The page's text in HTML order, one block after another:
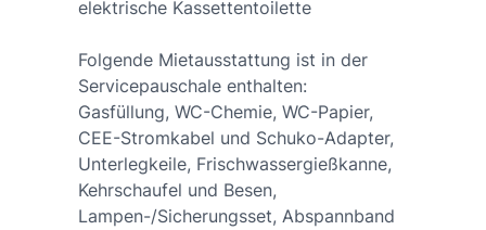
elektrische Kassettentoilette
Folgende Mietausstattung ist in der
Servicepauschale enthalten:
Gasfüllung, WC-Chemie, WC-Papier,
CEE-Stromkabel und Schuko-Adapter,
Unterlegkeile, Frischwassergießkanne,
Kehrschaufel und Besen,
Lampen-/Sicherungsset, Abspannband